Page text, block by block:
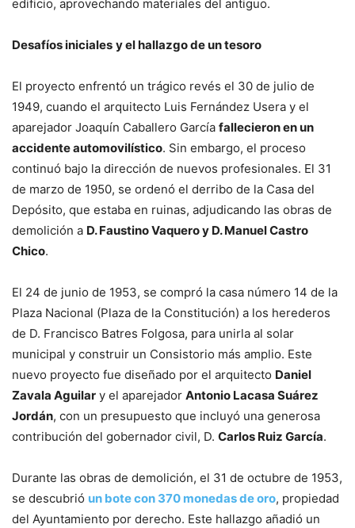
edificio, aprovechando materiales del antiguo.
Desafíos iniciales y el hallazgo de un tesoro
El proyecto enfrentó un trágico revés el 30 de julio de
1949, cuando el arquitecto Luis Fernández Usera y el
aparejador Joaquín Caballero García fallecieron en un
accidente automovilístico. Sin embargo, el proceso
continuó bajo la dirección de nuevos profesionales. El 31
de marzo de 1950, se ordenó el derribo de la Casa del
Depósito, que estaba en ruinas, adjudicando las obras de
demolición a D. Faustino Vaquero y D. Manuel Castro
Chico.
El 24 de junio de 1953, se compró la casa número 14 de la
Plaza Nacional (Plaza de la Constitución) a los herederos
de D. Francisco Batres Folgosa, para unirla al solar
municipal y construir un Consistorio más amplio. Este
nuevo proyecto fue diseñado por el arquitecto Daniel
Zavala Aguilar y el aparejador Antonio Lacasa Suárez
Jordán, con un presupuesto que incluyó una generosa
contribución del gobernador civil, D. Carlos Ruiz García.
Durante las obras de demolición, el 31 de octubre de 1953,
se descubrió un bote con 370 monedas de oro, propiedad
del Ayuntamiento por derecho. Este hallazgo añadió un